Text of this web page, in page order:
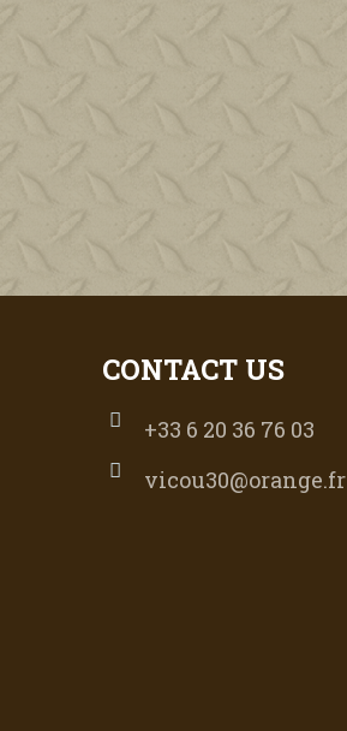
CONTACT US
+33 6 20 36 76 03
vicou30@orange.fr